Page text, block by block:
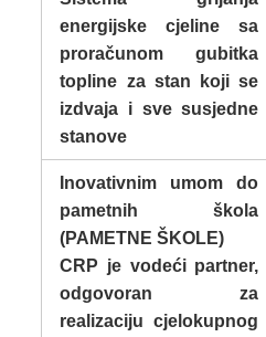
energijske cjeline sa
proračunom gubitka
topline za stan koji se
izdvaja i sve susjedne
stanove
Inovativnim umom do
pametnih škola
(PAMETNE ŠKOLE)
CRP je vodeći partner,
odgovoran za
realizaciju cjelokupnog